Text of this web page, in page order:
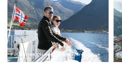
Foto: Yrjan Olsnes - Rødne Fjord Cruise